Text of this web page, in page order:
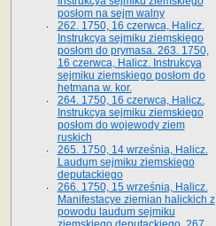
posłom na sejm walny
262. 1750, 16 czerwca, Halicz.
Instrukcya sejmiku ziemskiego
posłom do prymasa. 263. 1750,
16 czerwca, Halicz. Instrukcya
sejmiku ziemskiego posłom do
hetmana w. kor.
264. 1750, 16 czerwca, Halicz.
Instrukcya sejmiku ziemskiego
posłom do wojewody ziem
ruskich
265. 1750, 14 września, Halicz.
Laudum sejmiku ziemskiego
deputackiego
266. 1750, 15 września, Halicz.
Manifestacye ziemian halickich z
powodu laudum sejmiku